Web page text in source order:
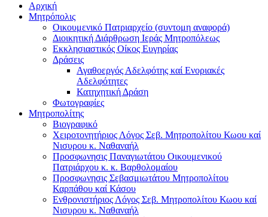
Αρχική
Μητρόπολις
Οικουμενικό Πατριαρχείο (συντομη αναφορά)
Διοικητική Διάρθρωση Ιεράς Μητροπόλεως
Εκκλησιαστικός Οίκος Ευγηρίας
Δράσεις
Αγαθοεργός Αδελφότης καί Ενοριακές
Αδελφότητες
Κατηχητική Δράση
Φωτογραφίες
Μητροπολίτης
Βιογραφικό
Χειροτονητήριος Λόγος Σεβ. Μητροπολίτου Κωου καί
Νισυρου κ. Ναθαναήλ
Προσφωνησις Παναγιωτάτου Οικουμενικού
Πατριάρχου κ. κ. Βαρθολομαίου
Προσφωνησις Σεβασμιωτάτου Μητροπολίτου
Καρπάθου καί Κάσου
Ενθρονιστήριος Λόγος Σεβ. Μητροπολίτου Κωου καί
Νισυρου κ. Ναθαναήλ